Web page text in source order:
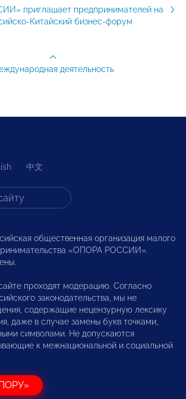
приглашает предпринимателей на
Китайский бизнес-форум
деятельность
中文
общественная организация малого
«ОПОРА РОССИИ».
проходят модерацию. Согласно
законодательства, мы не
содержащие нецензурную лексику
даже в случае замены букв точками,
символами. Не допускаются
к межнациональной и социальной